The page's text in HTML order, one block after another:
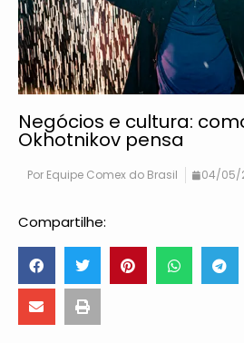
Negócios e cultura:
Okhotnikov pensa
Por Equipe Comex do Brasil 04/05/
Compartilhe: